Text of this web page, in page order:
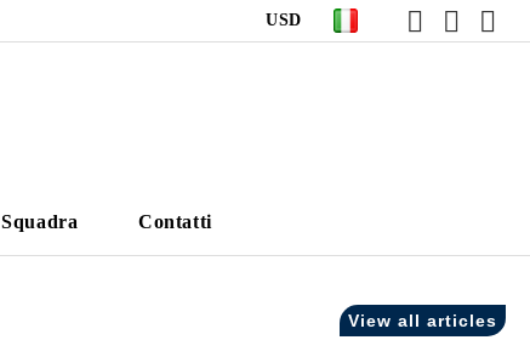
USD
Squadra Contatti
View all articles